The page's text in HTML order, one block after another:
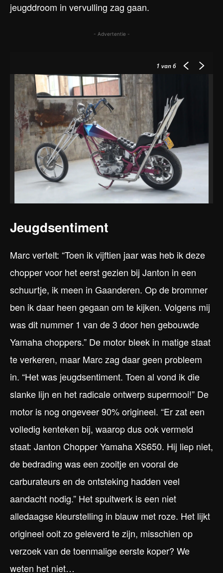
jeugddroom in vervulling zag gaan.
- Advertentie -
1 van 6
Jeugdsentiment
Marc vertelt: “Toen ik vijftien jaar was heb ik deze
chopper voor het eerst gezien bij Janton in een
schuurtje, ik meen in Gaanderen. Op de brommer
ben ik daar heen gegaan om te kijken. Volgens mij
was dit nummer 1 van de 3 door hen gebouwde
Yamaha choppers.” De motor bleek in matige staat
te verkeren, maar Marc zag daar geen probleem
in. “Het was jeugdsentiment. Toen al vond ik die
slanke lijn en het radicale ontwerp supermooi!” De
motor is nog ongeveer 90% origineel. “Er zat een
volledig kenteken bij, waarop dus ook vermeld
staat: Janton Chopper Yamaha XS650. Hij liep niet,
de bedrading was een zooitje en vooral de
carburateurs en de ontsteking hadden veel
aandacht nodig.” Het spuitwerk is een niet
alledaagse kleurstelling in blauw met roze. Het lijkt
origineel ooit zo geleverd te zijn, misschien op
verzoek van de toenmalige eerste koper? We
weten het niet…